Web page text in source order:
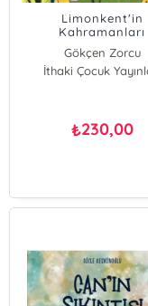
Limonkent'in
Kahramanları
Gökçen Zorcu
İthaki Çocuk
₺230,00